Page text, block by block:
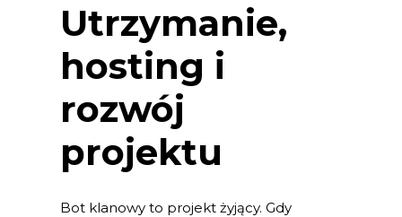
Utrzymanie,
hosting i
rozwój
projektu
Bot klanowy to projekt żyjący. Gdy